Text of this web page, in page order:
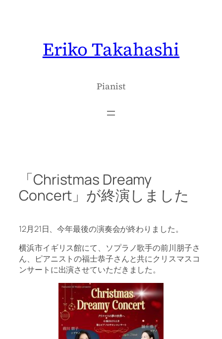
Eriko Takahashi
Pianist
「Christmas Dreamy
Concert」が終演しました
12月21日、今年最後の演奏会が終わりました。
横浜市イギリス館にて、ソプラノ歌手の前川朋子さ
ん、ピアニストの福士恭子さんと共にクリスマスコ
ンサートに出演させていただきました。